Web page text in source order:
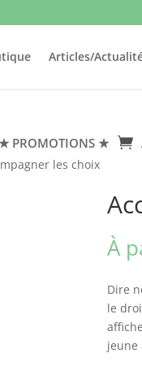
Articles/
★ PROMOTIONS ★
les choix
À
Dire
le
jeune